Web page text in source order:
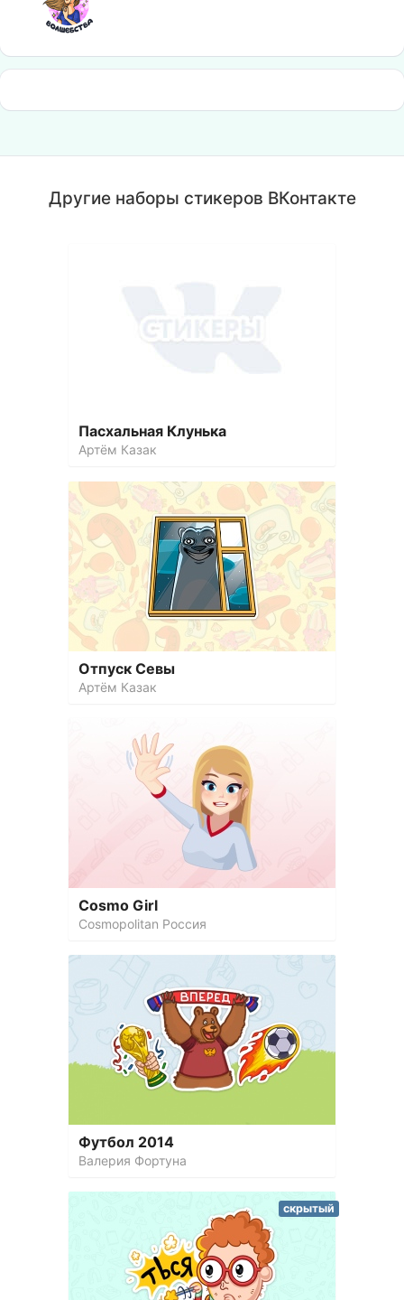
Другие наборы стикеров ВКонтакте
Пасхальная Клунька
Артём Казак
Отпуск Севы
Артём Казак
Cosmo Girl
Cosmopolitan Россия
Футбол 2014
Валерия Фортуна
скрытый